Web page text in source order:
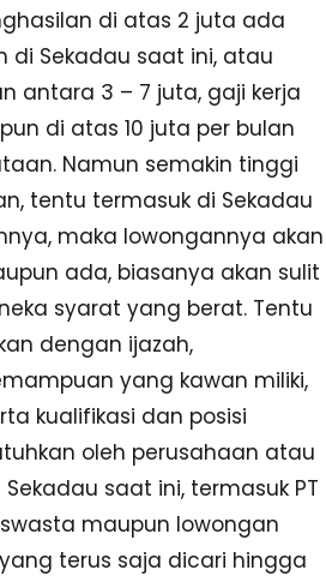
di atas 2 juta ada
di Sekadau saat ini, atau
antara 3 – 7 juta, gaji kerja
di atas 10 juta per bulan
Namun semakin tinggi
tentu termasuk di Sekadau
maka lowongannya akan
ada, biasanya akan sulit
syarat yang berat. Tentu
dengan ijazah,
yang kawan miliki,
kualifikasi dan posisi
oleh perusahaan atau
saat ini, termasuk PT
maupun lowongan
yang terus saja dicari hingga